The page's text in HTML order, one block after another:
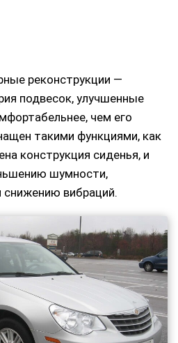
реконструкции —
подвесок, улучшенные
чем его
такими функциями, как
конструкция сиденья, и
шумности,
снижению вибраций.